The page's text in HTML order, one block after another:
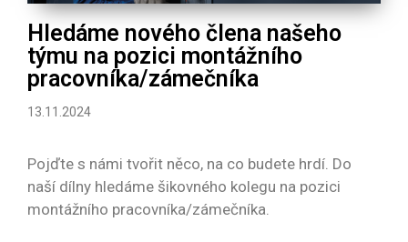
Hledáme nového člena našeho
týmu na pozici montážního
pracovníka/zámečníka
13.11.2024
Pojďte s námi tvořit něco, na co budete hrdí. Do
naší dílny hledáme šikovného kolegu na pozici
montážního pracovníka/zámečníka.